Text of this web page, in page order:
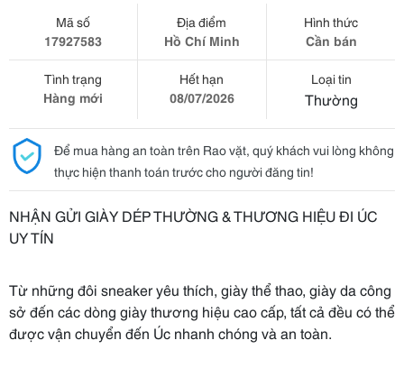
Mã số
17927583
Địa điểm
Hồ Chí Minh
Hình thức
Cần bán
Tình trạng
Hàng mới
Hết hạn
08/07/2026
Loại tin
Thường
Để mua hàng an toàn trên Rao vặt, quý khách vui lòng không
thực hiện thanh toán trước cho người đăng tin!
NHẬN GỬI GIÀY DÉP THƯỜNG & THƯƠNG HIỆU ĐI ÚC
UY TÍN
Từ những đôi sneaker yêu thích, giày thể thao, giày da công
sở đến các dòng giày thương hiệu cao cấp, tất cả đều có thể
được vận chuyển đến Úc nhanh chóng và an toàn.